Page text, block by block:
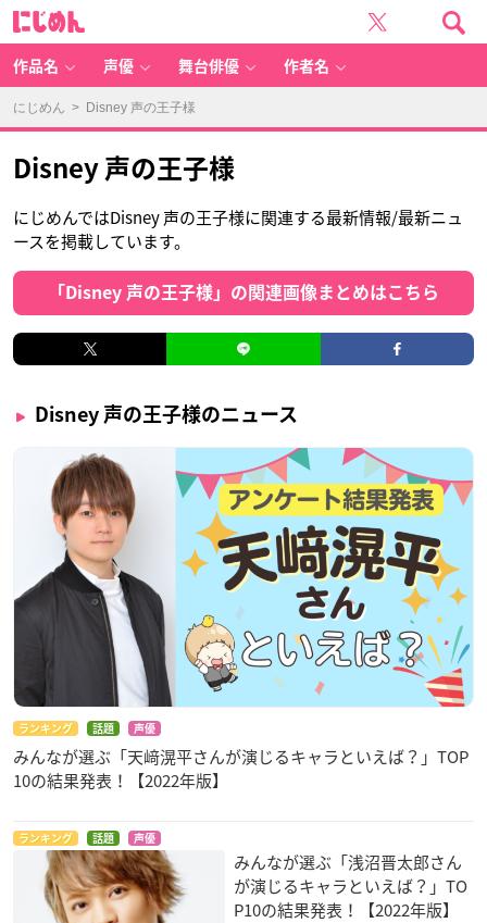
作品名 声優 舞台俳優 作者名
にじめん > Disney 声の王子様
Disney 声の王子様
にじめんではDisney 声の王子様に関連する最新情報/最新ニュ
ースを掲載しています。
「Disney 声の王子様」の関連画像まとめはこちら
Disney 声の王子様のニュース
ランキング 話題 声優
みんなが選ぶ「天﨑滉平さんが演じるキャラといえば？」TOP
10の結果発表！【2022年版】
ランキング 話題 声優
みんなが選ぶ「浅沼晋太郎さん
が演じるキャラといえば？」TO
P10の結果発表！【2022年版】